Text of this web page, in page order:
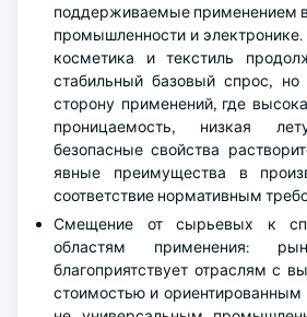
поддерживаемые применением
промышленности и
косметика и текстиль
стабильный базовый спрос,
сторону применений, где
проницаемость, низкая
безопасные свойства
явные преимущества в
соответствие нормативным
Смещение от сырьевых к
областям применения:
благоприятствует отраслям с
стоимостью и ориентированным